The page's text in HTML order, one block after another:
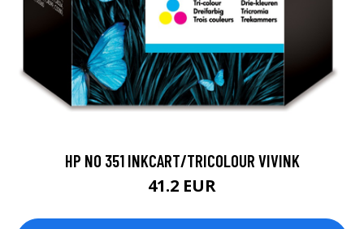
HP NO 351 INKCART/TRICOLOUR VIVINK
41.2 EUR